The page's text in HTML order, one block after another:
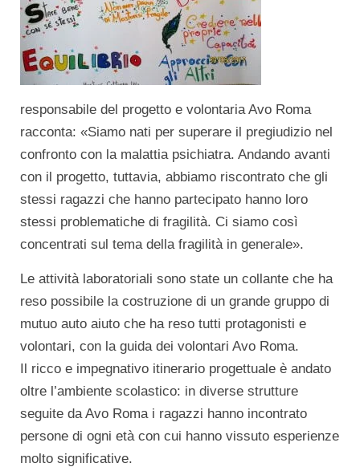
responsabile del progetto e volontaria Avo Roma
racconta: «Siamo nati per superare il pregiudizio nel
confronto con la malattia psichiatra. Andando avanti
con il progetto, tuttavia, abbiamo riscontrato che gli
stessi ragazzi che hanno partecipato hanno loro
stessi problematiche di fragilità. Ci siamo così
concentrati sul tema della fragilità in generale».
Le attività laboratoriali sono state un collante che ha
reso possibile la costruzione di un grande gruppo di
mutuo auto aiuto che ha reso tutti protagonisti e
volontari, con la guida dei volontari Avo Roma.
Il ricco e impegnativo itinerario progettuale è andato
oltre l’ambiente scolastico: in diverse strutture
seguite da Avo Roma i ragazzi hanno incontrato
persone di ogni età con cui hanno vissuto esperienze
molto significative.